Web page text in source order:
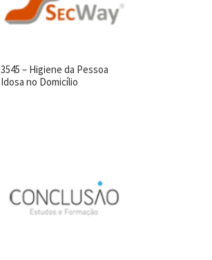
3545 – Higiene da Pessoa
Idosa no Domicílio